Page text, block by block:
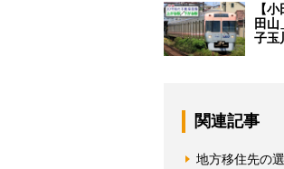
【
田山
子玉
関連記事
地方移住先の